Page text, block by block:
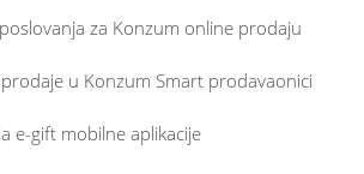
za Konzum online prodaju
u Konzum Smart prodavaonici
e-gift mobilne aplikacije